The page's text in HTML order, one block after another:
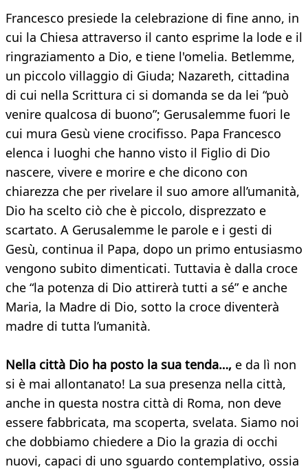
Francesco presiede la celebrazione di fine anno, in
cui la Chiesa attraverso il canto esprime la lode e il
ringraziamento a Dio, e tiene l'omelia. Betlemme,
un piccolo villaggio di Giuda; Nazareth, cittadina
di cui nella Scrittura ci si domanda se da lei “può
venire qualcosa di buono”; Gerusalemme fuori le
cui mura Gesù viene crocifisso. Papa Francesco
elenca i luoghi che hanno visto il Figlio di Dio
nascere, vivere e morire e che dicono con
chiarezza che per rivelare il suo amore all’umanità,
Dio ha scelto ciò che è piccolo, disprezzato e
scartato. A Gerusalemme le parole e i gesti di
Gesù, continua il Papa, dopo un primo entusiasmo
vengono subito dimenticati. Tuttavia è dalla croce
che “la potenza di Dio attirerà tutti a sé” e anche
Maria, la Madre di Dio, sotto la croce diventerà
madre di tutta l’umanità.
Nella città Dio ha posto la sua tenda…, e da lì non
si è mai allontanato! La sua presenza nella città,
anche in questa nostra città di Roma, non deve
essere fabbricata, ma scoperta, svelata. Siamo noi
che dobbiamo chiedere a Dio la grazia di occhi
nuovi, capaci di uno sguardo contemplativo, ossia